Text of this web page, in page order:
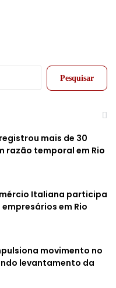
Pesquisar
mais de 30
razão temporal em Rio
Italiana participa
em Rio
movimento no
levantamento da